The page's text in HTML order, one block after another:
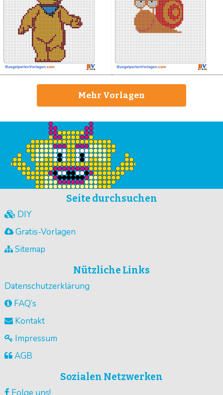
Mehr Vorlagen
Seite durchsuchen
DIY
Gratis-Vorlagen
Sitemap
Nützliche Links
Datenschutzerklärung
FAQ’s
Kontakt
Impressum
AGB
Sozialen Netzwerken
Folge uns!